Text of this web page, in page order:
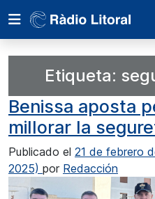
Etiqueta:
Benissa aposta
millorar la
Publicado el 21 de febrero
2025) por Redacción